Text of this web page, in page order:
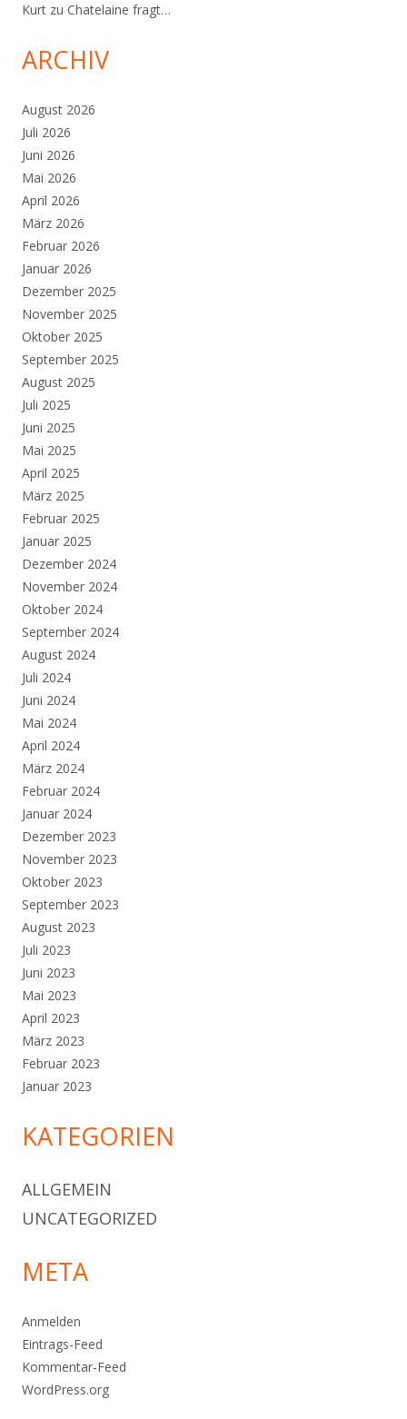
Kurt zu Chatelaine fragt…
ARCHIV
August 2026
Juli 2026
Juni 2026
Mai 2026
April 2026
März 2026
Februar 2026
Januar 2026
Dezember 2025
November 2025
Oktober 2025
September 2025
August 2025
Juli 2025
Juni 2025
Mai 2025
April 2025
März 2025
Februar 2025
Januar 2025
Dezember 2024
November 2024
Oktober 2024
September 2024
August 2024
Juli 2024
Juni 2024
Mai 2024
April 2024
März 2024
Februar 2024
Januar 2024
Dezember 2023
November 2023
Oktober 2023
September 2023
August 2023
Juli 2023
Juni 2023
Mai 2023
April 2023
März 2023
Februar 2023
Januar 2023
KATEGORIEN
ALLGEMEIN
UNCATEGORIZED
META
Anmelden
Eintrags-Feed
Kommentar-Feed
WordPress.org